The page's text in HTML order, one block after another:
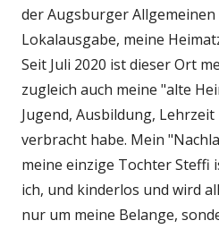
der Augsburger
Lokalausgabe, meine
Seit Juli 2020 ist dieser Ort
zugleich auch meine "alte
Jugend, Ausbildung,
verbracht habe. Mein
meine einzige Tochter Steffi
ich, und kinderlos und wird
nur um meine Belange,